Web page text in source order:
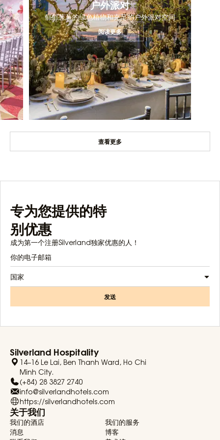
户外派对
郁郁葱葱的绿色植物和充足的户外派对空间
阅读更多
查看更多
专为您提供的特
别优惠
成为第一个注册Silverland独家优惠的人！
国家
发送
Silverland Hospitality
14–16 Le Lai, Ben Thanh Ward, Ho Chi
Minh City.
(+84) 28 3827 2740
info@silverlandhotels.com
https://silverlandhotels.com
关于我们
我们的酒店
我们的服务
消息
博客